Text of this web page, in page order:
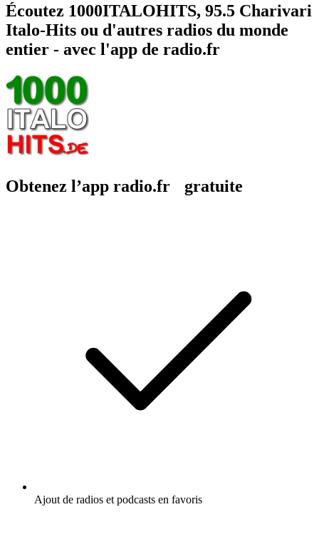
Écoutez 1000ITALOHITS, 95.5 Charivari
Italo-Hits ou d'autres radios du monde
entier - avec l'app de radio.fr
Obtenez l’app radio.fr gratuite
Ajout de radios et podcasts en favoris